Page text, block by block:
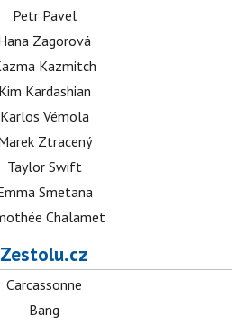
Petr Pavel
Zagorová
Kazmitch
Kim Kardashian
Karlos Vémola
Ztracený
Taylor Swift
Smetana
Chalamet
Zestolu.cz
Carcassonne
Bang